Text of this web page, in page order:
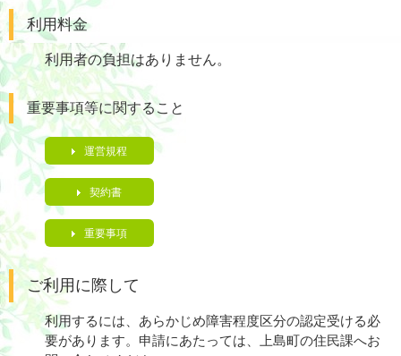
利用料金
利用者の負担はありません。
重要事項等に関すること
運営規程
契約書
重要事項
ご利用に際して
利用するには、あらかじめ障害程度区分の認定受ける必
要があります。申請にあたっては、上島町の住民課へお